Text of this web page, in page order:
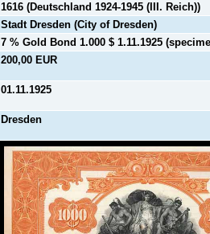
1616 (Deutschland 1924-1945 (III. Reich))
Stadt Dresden (City of Dresden)
7 % Gold Bond 1.000 $ 1.11.1925
200,00 EUR
01.11.1925
Dresden